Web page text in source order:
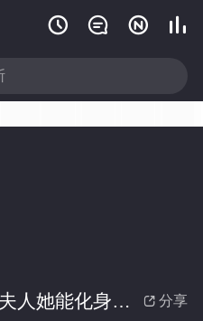
   
 分享
顾总夫人她能化身万物(全集)